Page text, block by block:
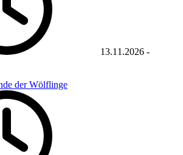
13.11.2026 -
der Wölflinge